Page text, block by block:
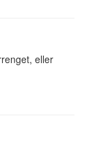
eller